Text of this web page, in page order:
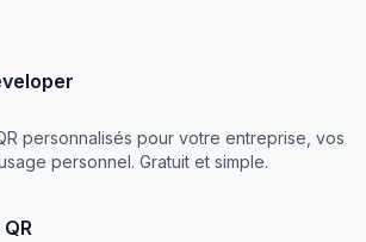
personnalisés pour votre entreprise, vos
personnel. Gratuit et simple.